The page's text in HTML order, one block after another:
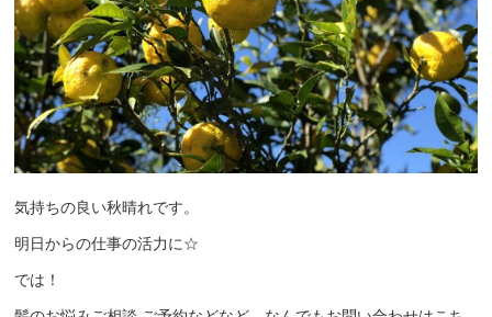
気持ちの良い秋晴れです。
明日からの仕事の活力に☆
では！